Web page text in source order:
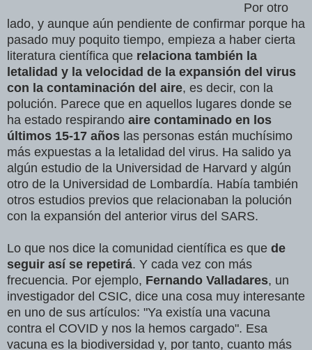
Por otro
lado, y aunque aún pendiente de confirmar porque ha
pasado muy poquito tiempo, empieza a haber cierta
literatura científica que relaciona también la
letalidad y la velocidad de la expansión del virus
con la contaminación del aire, es decir, con la
polución. Parece que en aquellos lugares donde se
ha estado respirando aire contaminado en los
últimos 15-17 años las personas están muchísimo
más expuestas a la letalidad del virus. Ha salido ya
algún estudio de la Universidad de Harvard y algún
otro de la Universidad de Lombardía. Había también
otros estudios previos que relacionaban la polución
con la expansión del anterior virus del SARS.
Lo que nos dice la comunidad científica es que de
seguir así se repetirá. Y cada vez con más
frecuencia. Por ejemplo, Fernando Valladares, un
investigador del CSIC, dice una cosa muy interesante
en uno de sus artículos: "Ya existía una vacuna
contra el COVID y nos la hemos cargado". Esa
vacuna es la biodiversidad y, por tanto, cuanto más